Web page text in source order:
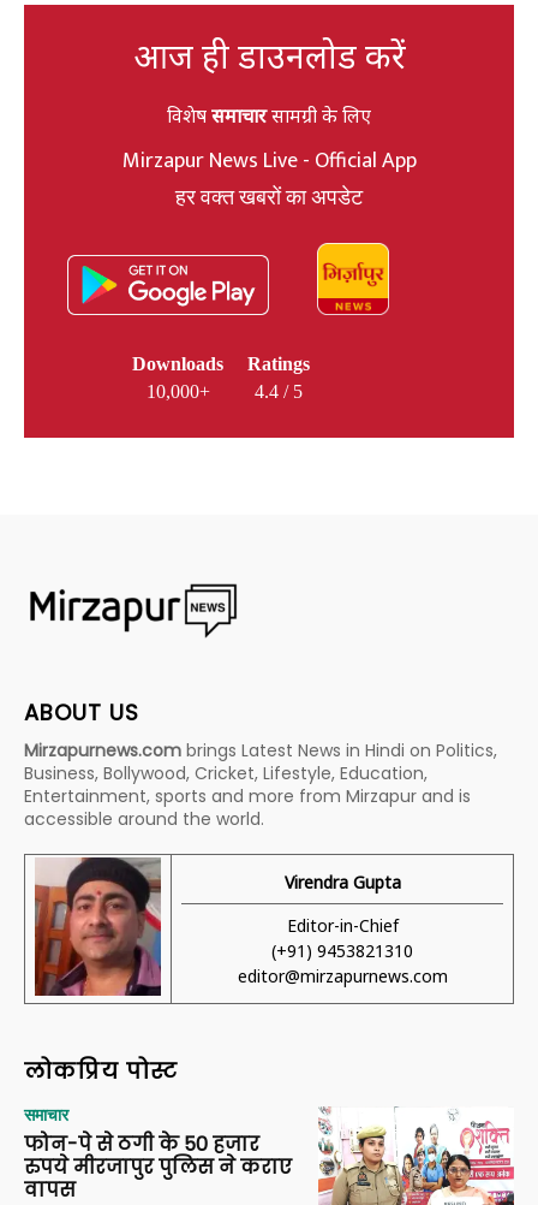
आज ही डाउनलोड करें
विशेषसमाचारसामग्री के लिए
Mirzapur News Live - Official App
हर वक्त खबरों का अपडेट
Downloads
10,000+
Ratings
4.4 / 5
ABOUT US
Mirzapurnews.com brings Latest News in Hindi on Politics,
Business, Bollywood, Cricket, Lifestyle, Education,
Entertainment, sports and more from Mirzapur and is
accessible around the world.
Virendra Gupta
Editor-in-Chief
(+91) 9453821310
editor@mirzapurnews.com
लोकप्रिय पोस्ट
समाचार
फोन-पे से ठगी के 50 हजार
रुपये मीरजापुर पुलिस ने कराए
वापस